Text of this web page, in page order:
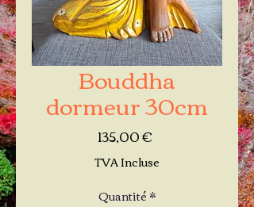
Bouddha
dormeur 30cm
135,00 €Prix
TVA Incluse
Quantité*